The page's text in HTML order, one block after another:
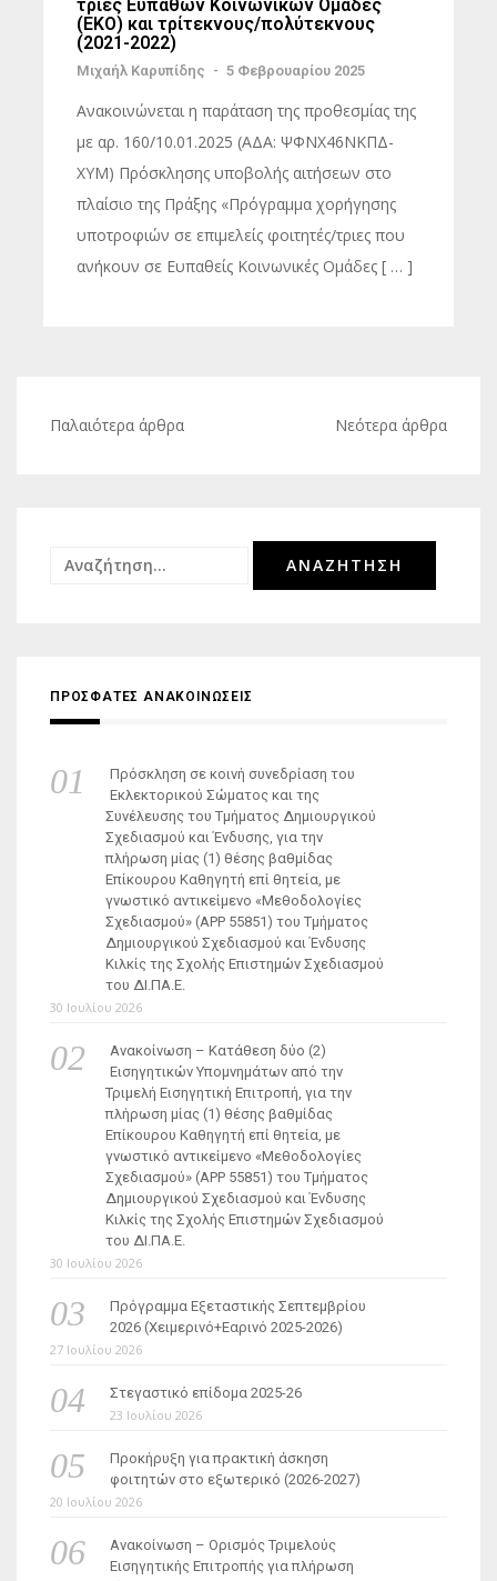
τριες Ευπαθών Κοινωνικών Ομάδες
(ΕΚΟ) και τρίτεκνους/πολύτεκνους
(2021-2022)
Μιχαήλ Καρυπίδης - 5 Φεβρουαρίου 2025
Ανακοινώνεται η παράταση της προθεσμίας της
με αρ. 160/10.01.2025 (ΑΔΑ: ΨΦΝΧ46ΝΚΠΔ-
ΧΥΜ) Πρόσκλησης υποβολής αιτήσεων στο
πλαίσιο της Πράξης «Πρόγραμμα χορήγησης
υποτροφιών σε επιμελείς φοιτητές/τριες που
ανήκουν σε Ευπαθείς Κοινωνικές Ομάδες [ … ]
Πλοήγηση
Παλαιότερα άρθρα Νεότερα άρθρα
Αναζήτηση
ΠΡΟΣΦΑΤΕΣ ΑΝΑΚΟΙΝΩΣΕΙΣ
Πρόσκληση σε κοινή συνεδρίαση του
Εκλεκτορικού Σώματος και της
Συνέλευσης του Τμήματος Δημιουργικού
Σχεδιασμού και Ένδυσης, για την
πλήρωση μίας (1) θέσης βαθμίδας
Επίκουρου Καθηγητή επί θητεία, με
γνωστικό αντικείμενο «Μεθοδολογίες
Σχεδιασμού» (ΑΡΡ 55851) του Τμήματος
Δημιουργικού Σχεδιασμού και Ένδυσης
Κιλκίς της Σχολής Επιστημών Σχεδιασμού
του ΔΙ.ΠΑ.Ε.
30 Ιουλίου 2026
Ανακοίνωση – Κατάθεση δύο (2)
Εισηγητικών Υπομνημάτων από την
Τριμελή Εισηγητική Επιτροπή, για την
πλήρωση μίας (1) θέσης βαθμίδας
Επίκουρου Καθηγητή επί θητεία, με
γνωστικό αντικείμενο «Μεθοδολογίες
Σχεδιασμού» (ΑΡΡ 55851) του Τμήματος
Δημιουργικού Σχεδιασμού και Ένδυσης
Κιλκίς της Σχολής Επιστημών Σχεδιασμού
του ΔΙ.ΠΑ.Ε.
30 Ιουλίου 2026
Πρόγραμμα Εξεταστικής Σεπτεμβρίου
2026 (Χειμερινό+Εαρινό 2025-2026)
27 Ιουλίου 2026
Στεγαστικό επίδομα 2025-26
23 Ιουλίου 2026
Προκήρυξη για πρακτική άσκηση
φοιτητών στο εξωτερικό (2026-2027)
20 Ιουλίου 2026
Ανακοίνωση – Ορισμός Τριμελούς
Εισηγητικής Επιτροπής για πλήρωση